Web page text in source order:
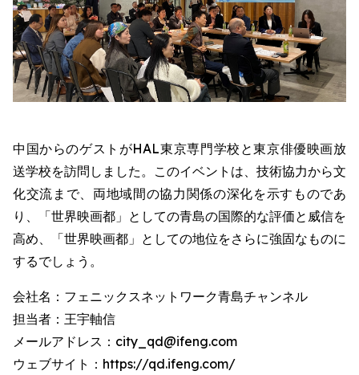
中国からのゲストがHAL東京専門学校と東京俳優映画放
送学校を訪問しました。このイベントは、技術協力から文
化交流まで、両地域間の協力関係の深化を示すものであ
り、「世界映画都」としての青島の国際的な評価と威信を
高め、「世界映画都」としての地位をさらに強固なものに
するでしょう。
会社名：フェニックスネットワーク青島チャンネル
担当者：王宇軸信
メールアドレス：city_qd@ifeng.com
ウェブサイト：https://qd.ifeng.com/